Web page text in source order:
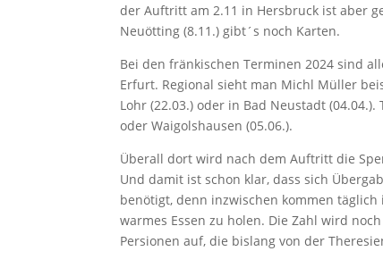
der Auftritt am 2.11 in Hersbruck ist aber
Neuötting (8.11.) gibt´s noch Karten.
Bei den fränkischen Terminen 2024 sind
Erfurt. Regional sieht man Michl Müller
Lohr (22.03.) oder in Bad Neustadt
oder Waigolshausen (05.06.).
Überall dort wird nach dem Auftritt die
Und damit ist schon klar, dass sich
benötigt, denn inzwischen kommen
warmes Essen zu holen. Die Zahl wird
Persionen auf, die bislang von der